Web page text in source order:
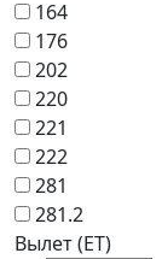
164
176
202
220
221
222
281
281.2
Вылет (ET)